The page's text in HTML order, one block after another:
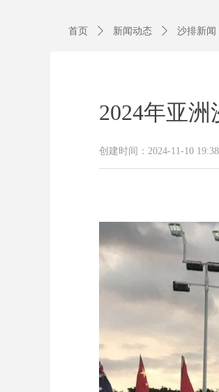
2024年亚
创建时间： 2024-11-10 19:38
首页 ꄲ 新闻动态 ꄲ 沙排新闻